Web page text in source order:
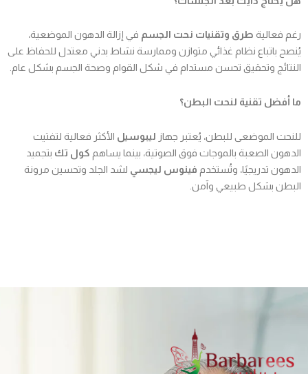
رغم فعالية طرق وتقنيات نحت الجسم في إزالة الدهون الموضعية،
يُنصح باتباع نظام غذائي متوازن وممارسة نشاط بدني معتدل للحفاظ على
النتائج وتحقيق تحسن مستدام في شكل القوام وصحة الجسم بشكل عام.
ما أفضل تقنية لنحت البطن؟
للنحت الموضعى للبطن، يُعتبر جهاز ليبوسيل الأكثر فعالية لتفتيت
الدهون الصعبة بالموجات فوق الصوتية، بينما يساهم كول تك بتجميد
الدهون تدريجيًا، وتُستخدم فينوس ليجسي لشد الجلد وتحسين مرونة
البطن بشكل طبيعي وآمن.